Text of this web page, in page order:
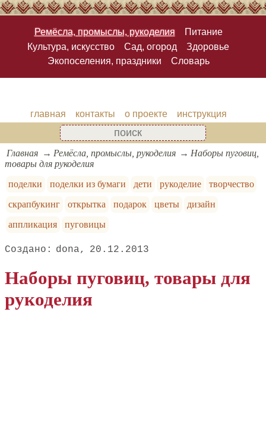
Ремёсла, промыслы, рукоделия
Питание
Культура, искусство
Сад, огород
Здоровье
Экопоселения, праздники
Словарь
главная контакты о проекте инструкция
Главная Ремёсла, промыслы, рукоделия
Наборы пуговиц,
товары для рукоделия
поделки
поделки из бумаги дети рукоделие
творчество
скрапбукинг
открытка подарок цветы
дизайн
аппликация
пуговицы
dona 20.12.2013
Наборы пуговиц, товары для
рукоделия